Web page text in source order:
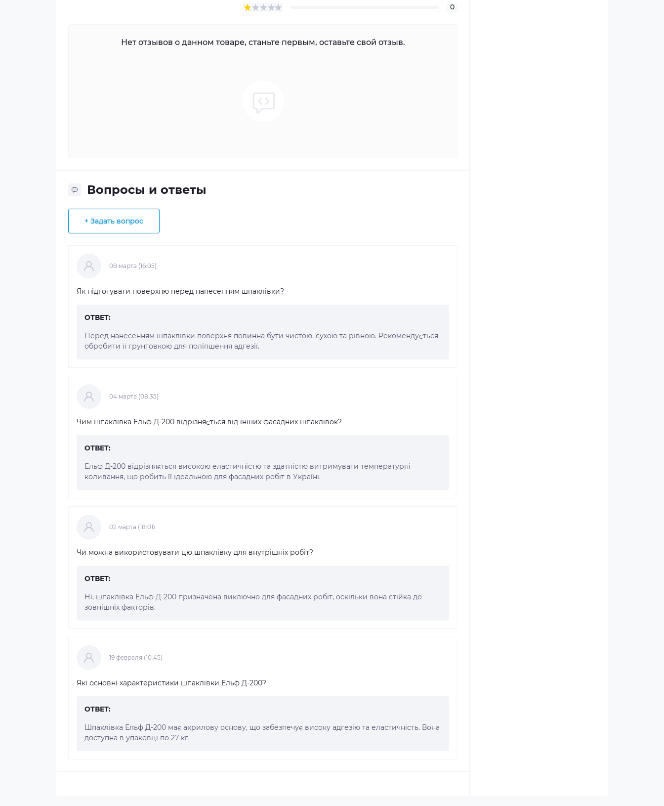
0
Нет отзывов о данном товаре, станьте первым, оставьте свой отзыв.
Вопросы и ответы
+ Задать вопрос
08 марта (16:05)
Як підготувати поверхню перед нанесенням шпаклівки?
ОТВЕТ:
Перед нанесенням шпаклівки поверхня повинна бути чистою, сухою та рівною. Рекомендується
обробити її грунтовкою для поліпшення адгезії.
04 марта (08:35)
Чим шпаклівка Ельф Д-200 відрізняється від інших фасадних шпаклівок?
ОТВЕТ:
Ельф Д-200 відрізняється високою еластичністю та здатністю витримувати температурні
коливання, що робить її ідеальною для фасадних робіт в Україні.
02 марта (18:01)
Чи можна використовувати цю шпаклівку для внутрішніх робіт?
ОТВЕТ:
Ні, шпаклівка Ельф Д-200 призначена виключно для фасадних робіт, оскільки вона стійка до
зовнішніх факторів.
19 февраля (10:45)
Які основні характеристики шпаклівки Ельф Д-200?
ОТВЕТ:
Шпаклівка Ельф Д-200 має акрилову основу, що забезпечує високу адгезію та еластичність. Вона
доступна в упаковці по 27 кг.